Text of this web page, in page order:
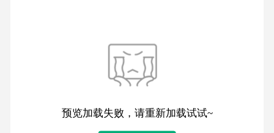
预览加载失败，请重新加载试试~